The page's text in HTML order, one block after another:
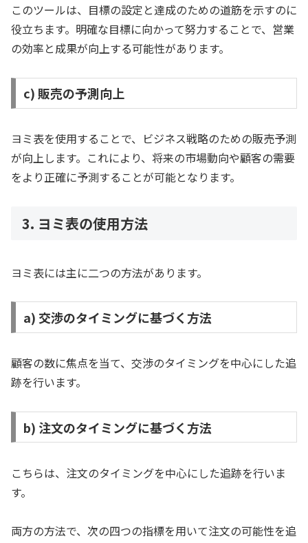
このツールは、目標の設定と達成のための道筋を示すのに
役立ちます。明確な目標に向かって努力することで、営業
の効率と成果が向上する可能性があります。
c) 販売の予測向上
ヨミ表を使用することで、ビジネス戦略のための販売予測
が向上します。これにより、将来の市場動向や顧客の需要
をより正確に予測することが可能となります。
3. ヨミ表の使用方法
ヨミ表には主に二つの方法があります。
a) 交渉のタイミングに基づく方法
顧客の数に焦点を当て、交渉のタイミングを中心にした追
跡を行います。
b) 注文のタイミングに基づく方法
こちらは、注文のタイミングを中心にした追跡を行いま
す。
両方の方法で、次の四つの指標を用いて注文の可能性を追